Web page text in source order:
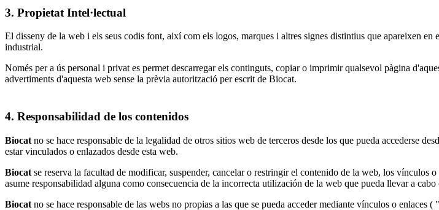
3. Propietat Intel·lectual
El disseny de la web i els seus codis font, així com els logos, marques i altres signes distintius que apareixen en
industrial.
Només per a ús personal i privat es permet descarregar els continguts, copiar o imprimir qualsevol pàgina
advertiments d'aquesta web sense la prèvia autorització per escrit de Biocat.
4. Responsabilidad de los contenidos
Biocat no se hace responsable de la legalidad de otros sitios web de terceros desde los que pueda accederse
estar vinculados o enlazados desde esta web.
Biocat se reserva la facultad de modificar, suspender, cancelar o restringir el contenido de la web, los
asume responsabilidad alguna como consecuencia de la incorrecta utilización de la web que pueda llevar a
Biocat no se hace responsable de las webs no propias a las que se pueda acceder mediante vínculos o